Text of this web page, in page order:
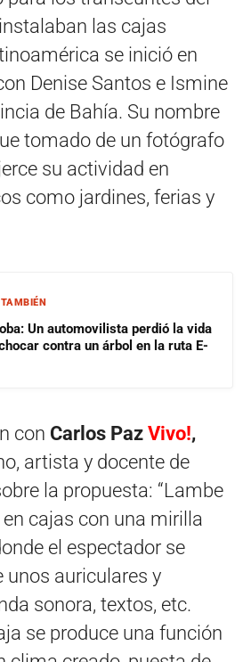
las cajas
se inició en
Denise Santos e Ismine
de Bahía. Su nombre
tomado de un fotógrafo
su actividad en
como jardines, ferias y
Un automovilista perdió la vida
contra un árbol en la ruta E-
con Carlos Paz Vivo!,
artista y docente de
la propuesta: “Lambe
cajas con una mirilla
el espectador se
unos auriculares y
sonora, textos, etc.
se produce una función